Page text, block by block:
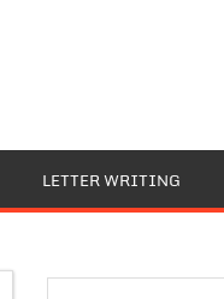
LETTER WRITING